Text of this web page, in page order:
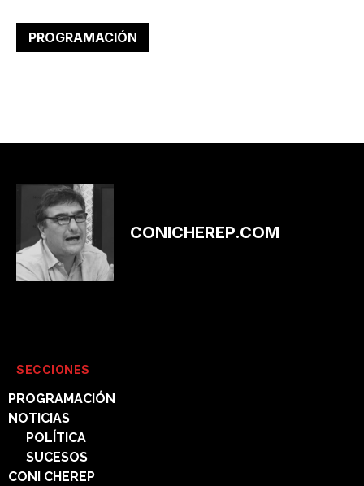
PROGRAMACIÓN
CONICHEREP.COM
SECCIONES
PROGRAMACIÓN
NOTICIAS
POLÍTICA
SUCESOS
CONI CHEREP